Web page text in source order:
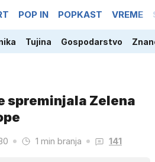
POP IN POPKAST VREME
Tujina Gospodarstvo
spreminjala Zelena
1 min branja 141